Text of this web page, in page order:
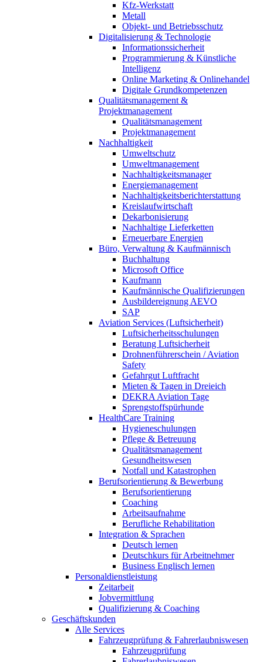
Kfz-Werkstatt
Metall
Objekt- und Betriebsschutz
Digitalisierung & Technologie
Informationssicherheit
Programmierung & Künstliche
Intelligenz
Online Marketing & Onlinehandel
Digitale Grundkompetenzen
Qualitätsmanagement &
Projektmanagement
Qualitätsmanagement
Projektmanagement
Nachhaltigkeit
Umweltschutz
Umweltmanagement
Nachhaltigkeitsmanager
Energiemanagement
Nachhaltigkeitsberichterstattung
Kreislaufwirtschaft
Dekarbonisierung
Nachhaltige Lieferketten
Erneuerbare Energien
Büro, Verwaltung & Kaufmännisch
Buchhaltung
Microsoft Office
Kaufmann
Kaufmännische Qualifizierungen
Ausbildereignung AEVO
SAP
Aviation Services (Luftsicherheit)
Luftsicherheitsschulungen
Beratung Luftsicherheit
Drohnenführerschein / Aviation
Safety
Gefahrgut Luftfracht
Mieten & Tagen in Dreieich
DEKRA Aviation Tage
Sprengstoffspürhunde
HealthCare Training
Hygieneschulungen
Pflege & Betreuung
Qualitätsmanagement
Gesundheitswesen
Notfall und Katastrophen
Berufsorientierung & Bewerbung
Berufsorientierung
Coaching
Arbeitsaufnahme
Berufliche Rehabilitation
Integration & Sprachen
Deutsch lernen
Deutschkurs für Arbeitnehmer
Business Englisch lernen
Personaldienstleistung
Zeitarbeit
Jobvermittlung
Qualifizierung & Coaching
Geschäftskunden
Alle Services
Fahrzeugprüfung & Fahrerlaubniswesen
Fahrzeugprüfung